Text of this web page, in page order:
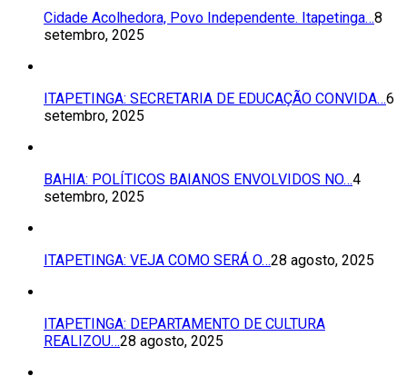
Cidade Acolhedora, Povo Independente. Itapetinga…8
setembro, 2025
ITAPETINGA: SECRETARIA DE EDUCAÇÃO CONVIDA…6
setembro, 2025
BAHIA: POLÍTICOS BAIANOS ENVOLVIDOS NO…4
setembro, 2025
ITAPETINGA: VEJA COMO SERÁ O…28 agosto, 2025
ITAPETINGA: DEPARTAMENTO DE CULTURA
REALIZOU…28 agosto, 2025